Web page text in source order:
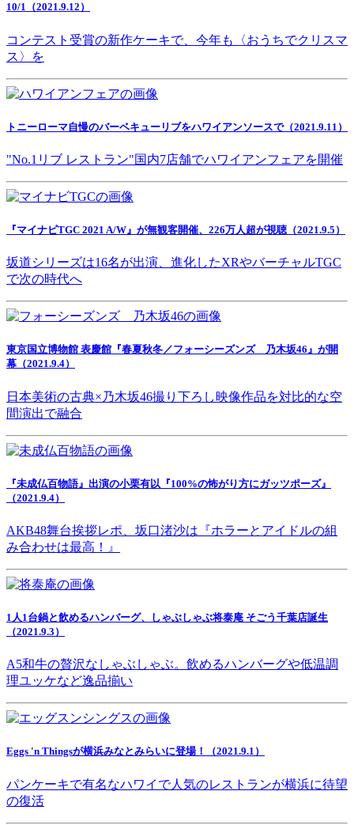
10/1（2021.9.12）
コンテスト受賞の新作ケーキで、今年も〈おうちでクリスマ
ス〉を
トニーローマ自慢のバーベキューリブをハワイアンソースで（2021.9.11）
"No.1リブ レストラン"国内7店舗でハワイアンフェアを開催
『マイナビTGC 2021 A/W』が無観客開催、226万人超が視聴（2021.9.5）
坂道シリーズは16名が出演、進化したXRやバーチャルTGC
で次の時代へ
東京国立博物館 表慶館『春夏秋冬／フォーシーズンズ 乃木坂46』が開
幕（2021.9.4）
日本美術の古典×乃木坂46撮り下ろし映像作品を対比的な空
間演出で融合
『未成仏百物語』出演の小栗有以『100%の怖がり方にガッツポーズ』
（2021.9.4）
AKB48舞台挨拶レポ、坂口渚沙は『ホラーとアイドルの組
み合わせは最高！』
1人1台鍋と飲めるハンバーグ、しゃぶしゃぶ将泰庵 そごう千葉店誕生
（2021.9.3）
A5和牛の贅沢なしゃぶしゃぶ。飲めるハンバーグや低温調
理ユッケなど逸品揃い
Eggs 'n Thingsが横浜みなとみらいに登場！（2021.9.1）
パンケーキで有名なハワイで人気のレストランが横浜に待望
の復活